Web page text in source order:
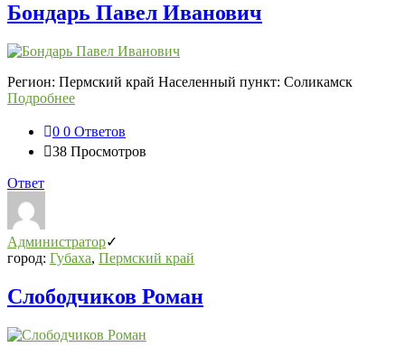
2026,
Новости
СВО
Последний
Бондарь Павел Иванович
Регион: Пермский край Населенный пункт: Соликамск
Подробнее
0 0 Ответов
38 Просмотров
Ответ
Администратор
город: Губаха, Пермский край
Слободчиков Роман